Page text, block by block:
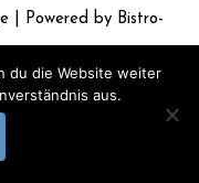
| Powered by Bistro-
du die Website weiter
aus.